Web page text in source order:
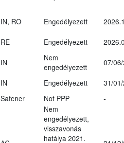
IN, RO Engedélyezett
RE Engedélyezett
IN
Nem
engedélyezett
07/
IN Engedélyezett
31/
Safener Not PPP -
Nem
engedélyezett,
visszavonás
hatálya 2021.